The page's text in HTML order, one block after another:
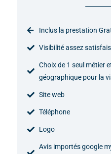
Inclus la prestation
Visibilité assez
Choix de 1 seul métier
géographique pour la
Site web
Téléphone
Logo
Avis importés google